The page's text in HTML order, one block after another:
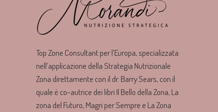
Top Zone Consultant per l’Europa, specializzata
nell’applicazione della Strategia Nutrizionale
Zona direttamente con il dr. Barry Sears, con il
quale è co-autrice dei libri Il Bello della Zona, La
zona del Futuro, Magri per Sempre e La Zona